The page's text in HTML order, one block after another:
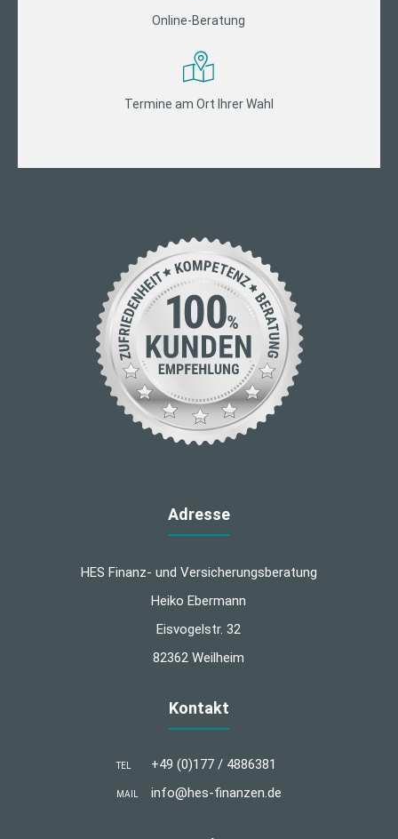
Online-Beratung
Termine am Ort Ihrer Wahl
Adresse
HES Finanz- und Versicherungsberatung
Heiko Ebermann
Eisvogelstr. 32
82362 Weilheim
Kontakt
TEL +49 (0)177 / 4886381
MAIL info@hes-finanzen.de